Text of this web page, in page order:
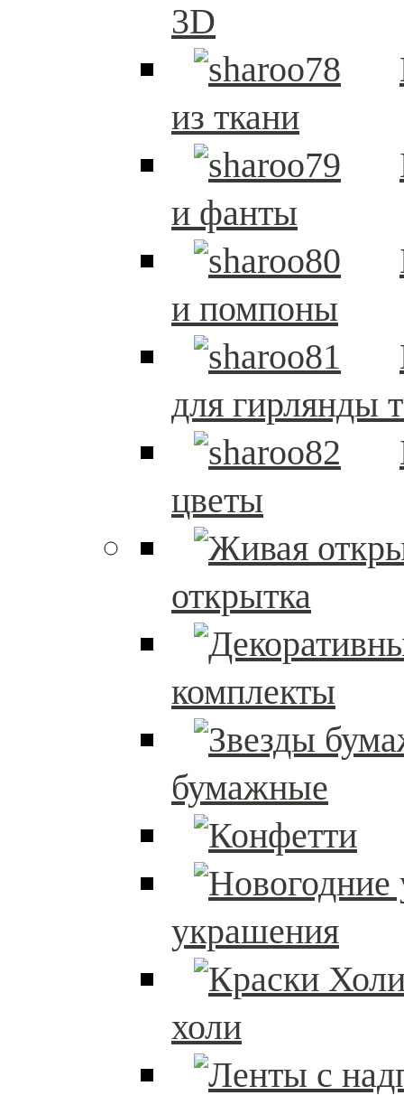
3D
из ткани
и фанты
и помпоны
для гирлянды
цветы
открытка
комплекты
бумажные
украшения
холи